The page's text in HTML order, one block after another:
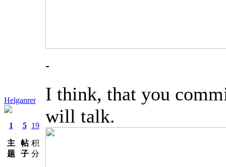
Helganrer
1
主
题
5
帖
子
19
积
分
-
I think, that you
will talk.